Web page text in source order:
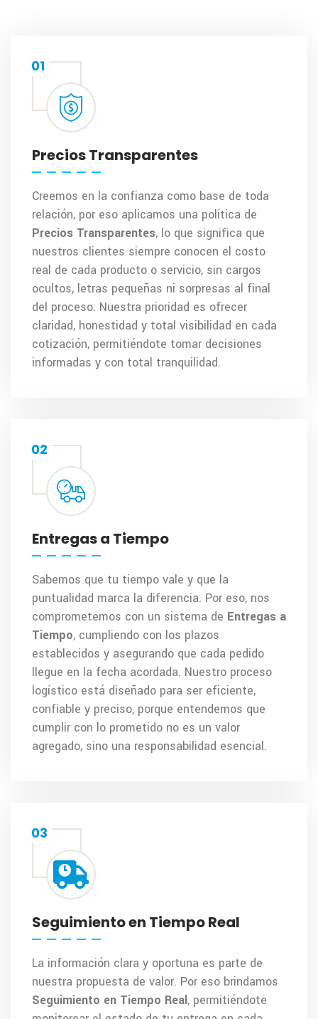
01
Precios Transparentes
Creemos en la confianza como base de toda
relación, por eso aplicamos una política de
Precios Transparentes, lo que significa que
nuestros clientes siempre conocen el costo
real de cada producto o servicio, sin cargos
ocultos, letras pequeñas ni sorpresas al final
del proceso. Nuestra prioridad es ofrecer
claridad, honestidad y total visibilidad en cada
cotización, permitiéndote tomar decisiones
informadas y con total tranquilidad.
02
Entregas a Tiempo
Sabemos que tu tiempo vale y que la
puntualidad marca la diferencia. Por eso, nos
comprometemos con un sistema de Entregas a
Tiempo, cumpliendo con los plazos
establecidos y asegurando que cada pedido
llegue en la fecha acordada. Nuestro proceso
logístico está diseñado para ser eficiente,
confiable y preciso, porque entendemos que
cumplir con lo prometido no es un valor
agregado, sino una responsabilidad esencial.
03
Seguimiento en Tiempo Real
La información clara y oportuna es parte de
nuestra propuesta de valor. Por eso brindamos
Seguimiento en Tiempo Real, permitiéndote